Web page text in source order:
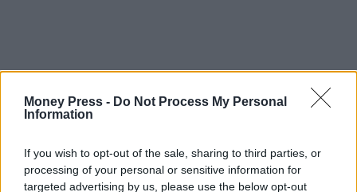
Money Press - Do Not Process My Personal
Information
If you wish to opt-out of the sale, sharing to third parties, or
processing of your personal or sensitive information for
targeted advertising by us, please use the below opt-out